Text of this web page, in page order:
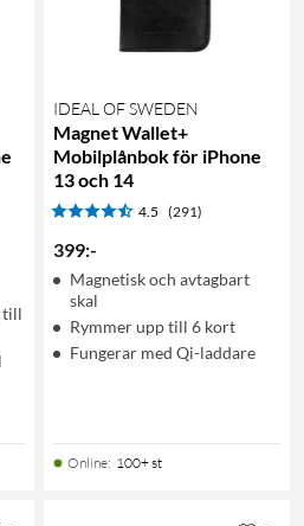
till
IDEAL OF SWEDEN
Magnet Wallet+
Mobilplånbok för iPhone
13 och 14
4.5 (291)
399:-
Magnetisk och avtagbart
skal
Rymmer upp till 6 kort
Fungerar med Qi-laddare
Online: 100+ st